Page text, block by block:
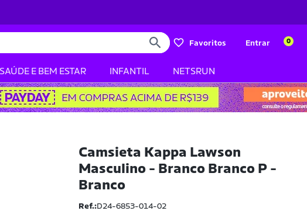
Favoritos Entrar 0
SAÚDE E BEM ESTAR INFANTIL NETSRUN
Camsieta Kappa Lawson
Masculino - Branco Branco P -
Branco
Ref.:D24-6853-014-02